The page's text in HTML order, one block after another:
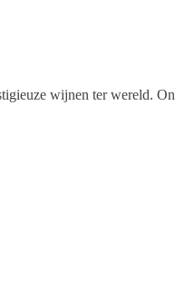
wijnen ter wereld.